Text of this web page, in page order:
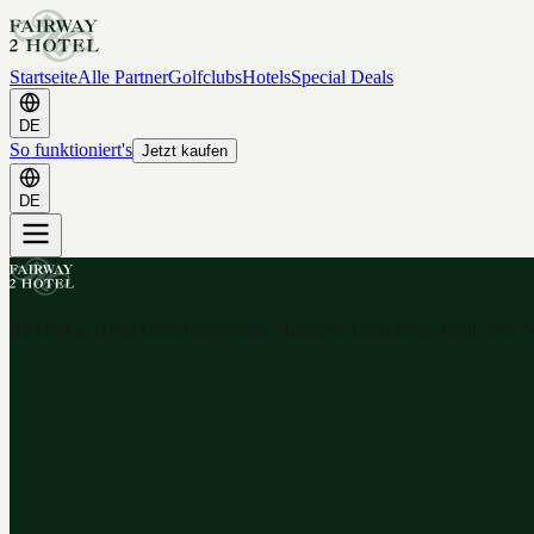
StartseiteAlle PartnerGolfclubsHotelsSpecial Deals
DE
So funktioniert's Jetzt kaufen
DE